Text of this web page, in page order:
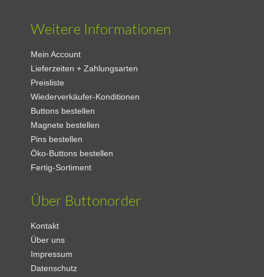
Weitere Informationen
Mein Account
Lieferzeiten + Zahlungsarten
Preisliste
Wiederverkäufer-Konditionen
Buttons bestellen
Magnete bestellen
Pins bestellen
Öko-Buttons bestellen
Fertig-Sortiment
Über Buttonorder
Kontakt
Über uns
Impressum
Datenschutz